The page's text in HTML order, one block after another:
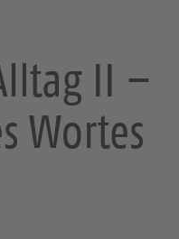
o
II –
Wortes